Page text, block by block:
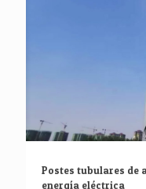
Postes tubulares de
energía eléctrica